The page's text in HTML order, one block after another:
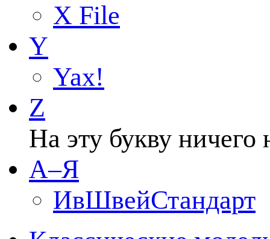
X File
Y
Yax!
Z
На эту букву ничего
А–Я
ИвШвейСтандарт